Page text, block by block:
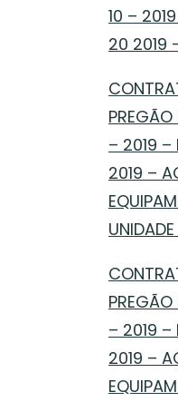
10 –
20 2019
PREGÃO
– 2019 –
2019 –
PREGÃO
– 2019 –
2019 –